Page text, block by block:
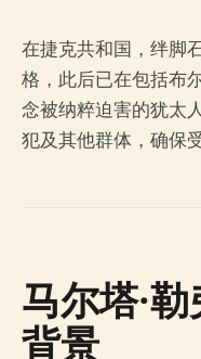
在捷克共和国，绊脚
格，此后已在包括布
念被纳粹迫害的犹太
犯及其他群体，确保
马尔塔·
背景